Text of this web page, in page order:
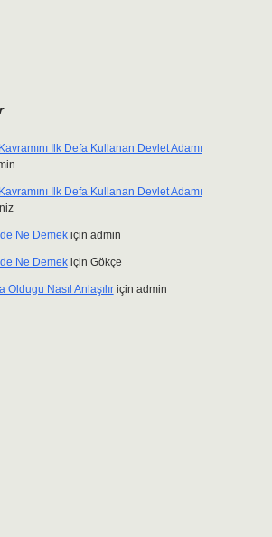
Ilk Defa Kullanan Devlet Adamı
Ilk Defa Kullanan Devlet Adamı
Ne Demekiçin admin
Ne Demekiçin Gökçe
Oldugu Nasıl Anlaşılıriçin admin